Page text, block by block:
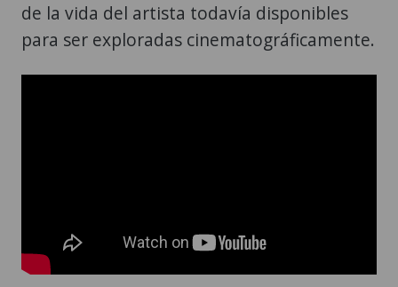
de la vida del artista todavía disponibles
para ser exploradas cinematográficamente.